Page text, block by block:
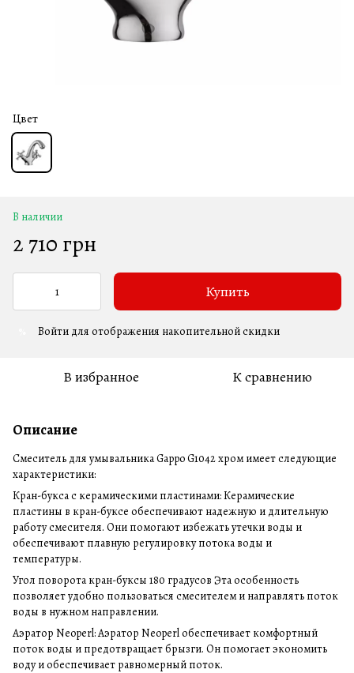
Цвет
В наличии
2 710 грн
Купить
Войти для отображения накопительной скидки
В избранное К сравнению
Описание
Смеситель для умывальника Gappo G1042 хром имеет следующие
характеристики:
Кран-букса с керамическими пластинами: Керамические
пластины в кран-буксе обеспечивают надежную и длительную
работу смесителя. Они помогают избежать утечки воды и
обеспечивают плавную регулировку потока воды и
температуры.
Угол поворота кран-буксы 180 градусов Эта особенность
позволяет удобно пользоваться смесителем и направлять поток
воды в нужном направлении.
Аэратор Neoperl: Аэратор Neoperl обеспечивает комфортный
поток воды и предотвращает брызги. Он помогает экономить
воду и обеспечивает равномерный поток.